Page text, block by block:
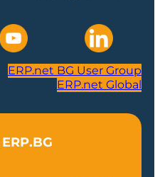
ERP.net BG User Group
ERP.net Global